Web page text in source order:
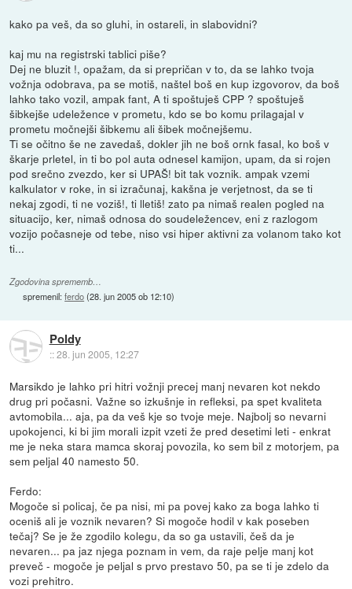
kako pa veš, da so gluhi, in ostareli, in slabovidni?
kaj mu na registrski tablici piše?
Dej ne bluzit !, opažam, da si prepričan v to, da se lahko tvoja
vožnja odobrava, pa se motiš, naštel boš en kup izgovorov, da boš
lahko tako vozil, ampak fant, A ti spoštuješ CPP ? spoštuješ
šibkejše udeležence v prometu, kdo se bo komu prilagajal v
prometu močnejši šibkemu ali šibek močnejšemu.
Ti se očitno še ne zavedaš, dokler jih ne boš ornk fasal, ko boš v
škarje prletel, in ti bo pol auta odnesel kamijon, upam, da si rojen
pod srečno zvezdo, ker si UPAŠ! bit tak voznik. ampak vzemi
kalkulator v roke, in si izračunaj, kakšna je verjetnost, da se ti
nekaj zgodi, ti ne voziš!, ti lletiš! zato pa nimaš realen pogled na
situacijo, ker, nimaš odnosa do soudeležencev, eni z razlogom
vozijo počasneje od tebe, niso vsi hiper aktivni za volanom tako kot
ti...
Zgodovina sprememb…
spremenil:ferdo(28. jun 2005 ob 12:10)
Poldy
::28. jun 2005, 12:27
Marsikdo je lahko pri hitri vožnji precej manj nevaren kot nekdo
drug pri počasni. Važne so izkušnje in refleksi, pa spet kvaliteta
avtomobila... aja, pa da veš kje so tvoje meje. Najbolj so nevarni
upokojenci, ki bi jim morali izpit vzeti že pred desetimi leti - enkrat
me je neka stara mamca skoraj povozila, ko sem bil z motorjem, pa
sem peljal 40 namesto 50.
Ferdo:
Mogoče si policaj, če pa nisi, mi pa povej kako za boga lahko ti
oceniš ali je voznik nevaren? Si mogoče hodil v kak poseben
tečaj? Se je že zgodilo kolegu, da so ga ustavili, češ da je
nevaren... pa jaz njega poznam in vem, da raje pelje manj kot
preveč - mogoče je peljal s prvo prestavo 50, pa se ti je zdelo da
vozi prehitro.